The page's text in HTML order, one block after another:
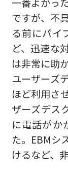
ですが、不
る前にパイ
ど、迅速な
は非常に助
ユーザーズ
ほど利用さ
ザーズデス
に電話がか
た。EBMシ
けるなど、